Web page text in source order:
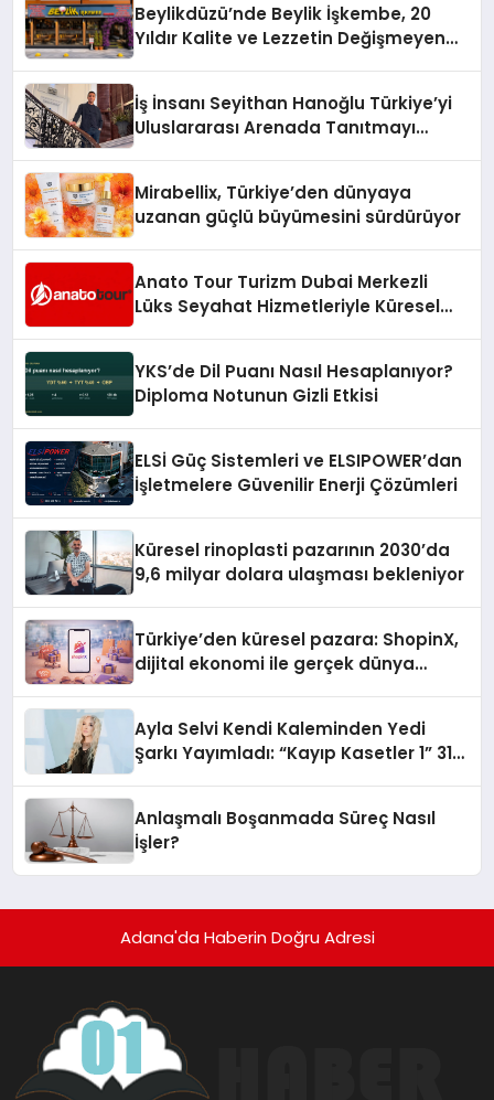
Hayata Geçirecek
Beylikdüzü’nde Beylik İşkembe, 20
Yıldır Kalite ve Lezzetin Değişmeyen
İş İnsanı Seyithan Hanoğlu Türkiye’yi
Uluslararası Arenada Tanıtmayı
Mirabellix, Türkiye’den dünyaya
uzanan güçlü büyümesini sürdürüyor
Anato Tour Turizm Dubai Merkezli
Lüks Seyahat Hizmetleriyle Küresel
YKS’de Dil Puanı Nasıl Hesaplanıyor?
Diploma Notunun Gizli Etkisi
ELSİ Güç Sistemleri ve ELSIPOWER’dan
İşletmelere Güvenilir Enerji Çözümleri
Küresel rinoplasti pazarının 2030’da
9,6 milyar dolara ulaşması bekleniyor
Türkiye’den küresel pazara: ShopinX,
dijital ekonomi ile gerçek dünya
Ayla Selvi Kendi Kaleminden Yedi
Şarkı Yayımladı: “Kayıp Kasetler 1” 31
Anlaşmalı Boşanmada Süreç Nasıl
İşler?
Adana'da Haberin Doğru Adresi